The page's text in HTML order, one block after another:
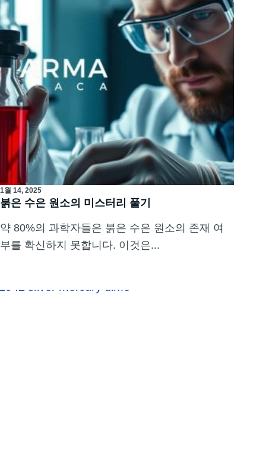
1월 14, 2025
붉은 수은 원소의 미스터리 풀기
약 80%의 과학자들은 붉은 수은 원소의 존재 여
부를 확신하지 못합니다. 이것은...